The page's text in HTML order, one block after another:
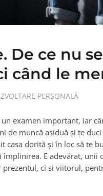
De ce nu
când le
PERSONALĂ
examen important, iar
muncă asiduă şi te
casa dorită şi în loc să te
E adevărat,
ci şi viitorul,